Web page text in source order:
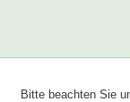
Bitte beachten Sie